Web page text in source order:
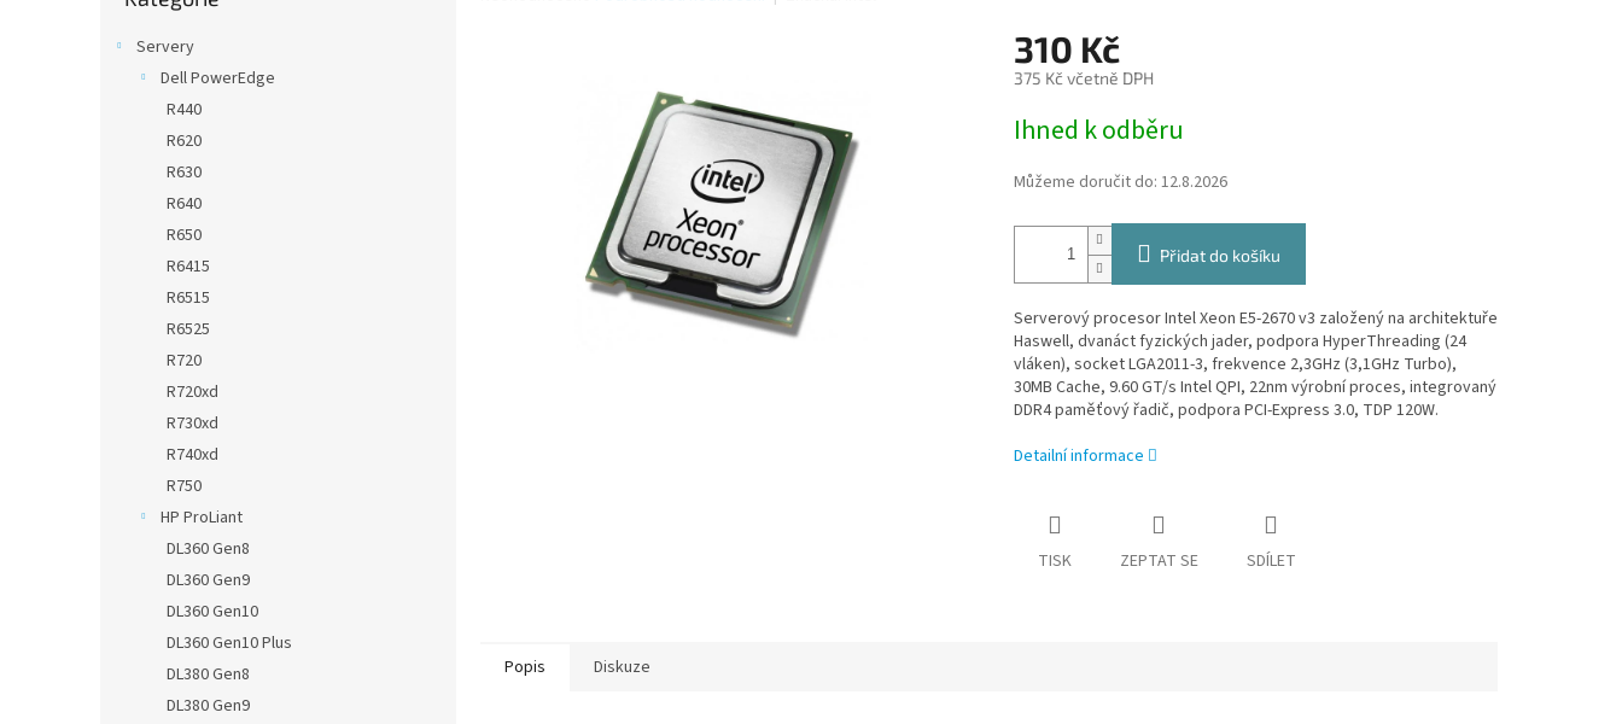
Servery
Dell PowerEdge
R440
R620
R630
R640
R650
R6415
R6515
R6525
R720
R720xd
R730xd
R740xd
R750
HP ProLiant
DL360 Gen8
DL360 Gen9
DL360 Gen10
DL360 Gen10 Plus
DL380 Gen8
DL380 Gen9
310 Kč
375 Kč včetně DPH
cena:
Ihned k odběru
Můžeme doručit do: 12.8.2026
Přidat do košíku
Serverový procesor Intel Xeon E5-2670 v3 založený na architektuře
Haswell, dvanáct fyzických jader, podpora HyperThreading (24
vláken), socket LGA2011-3, frekvence 2,3GHz (3,1GHz Turbo),
30MB Cache, 9.60 GT/s Intel QPI, 22nm výrobní proces, integrovaný
DDR4 paměťový řadič, podpora PCI-Express 3.0, TDP 120W.
Detailní informace
TISK ZEPTAT SE SDÍLET
Popis Diskuze